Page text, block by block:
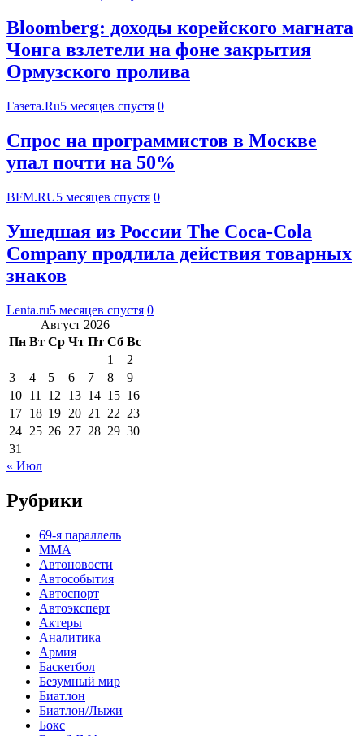
Bloomberg: доходы корейского магната
Чонга взлетели на фоне закрытия
Ормузского пролива
Газета.Ru5 месяцев спустя 0
Спрос на программистов в Москве
упал почти на 50%
BFM.RU5 месяцев спустя 0
Ушедшая из России The Coca-Cola
Company продлила действия товарных
знаков
Lenta.ru5 месяцев спустя 0
Август 2026
Пн Вт Ср Чт Пт Сб Вс
1
2
3
4 5 6 7 8
9
10 11 12 13 14 15 16
17 18 19 20 21 22 23
24 25 26 27 28 29 30
31
« Июл
Рубрики
69-я параллель
MMA
Автоновости
Автособытия
Автоспорт
Автоэксперт
Актеры
Аналитика
Армия
Баскетбол
Безумный мир
Биатлон
Биатлон/Лыжи
Бокс